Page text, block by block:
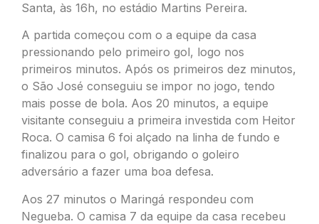
Santa, às 16h, no estádio Martins Pereira.
A partida começou com o a equipe da casa
pressionando pelo primeiro gol, logo nos
primeiros minutos. Após os primeiros dez minutos,
o São José conseguiu se impor no jogo, tendo
mais posse de bola. Aos 20 minutos, a equipe
visitante conseguiu a primeira investida com Heitor
Roca. O camisa 6 foi alçado na linha de fundo e
finalizou para o gol, obrigando o goleiro
adversário a fazer uma boa defesa.
Aos 27 minutos o Maringá respondeu com
Negueba. O camisa 7 da equipe da casa recebeu